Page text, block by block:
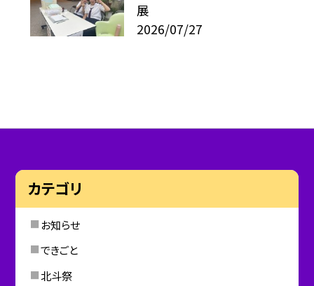
展
2026/07/27
カテゴリ
お知らせ
できごと
北斗祭